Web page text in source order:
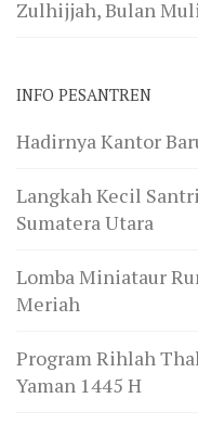
Zulhijjah, Bulan
INFO PESANTREN
Hadirnya Kantor
Langkah Kecil
Sumatera Utara
Lomba Miniataur
Meriah
Program Rihlah
Yaman 1445 H